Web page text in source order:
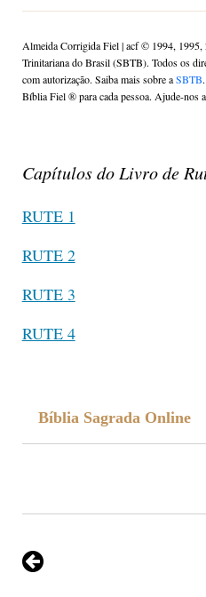
Almeida Corrigida Fiel | acf ©️ 1994, 1995,
Trinitariana do Brasil (SBTB). Todos os
com autorização. Saiba mais sobre aSBTB
Bíblia Fiel ®️ para cada pessoa. Ajude-nos
Capítulos do Livro de
RUTE 1
RUTE 2
RUTE 3
RUTE 4
Bíblia Sagrada Online